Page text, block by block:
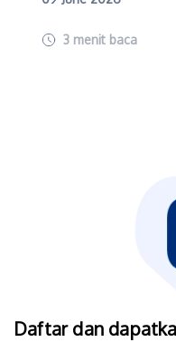
3 menit baca
Daftar dan